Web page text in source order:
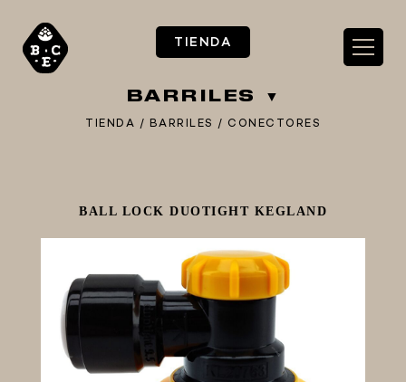
TIENDA
BARRILES
TIENDA / BARRILES / CONECTORES
** KIT REGALOS **
TERMOMETROS PROFESIONALES
BARRILES
ECO-KEG
Cornelius
Mini barriles
BALL LOCK DUOTIGHT KEGLAND